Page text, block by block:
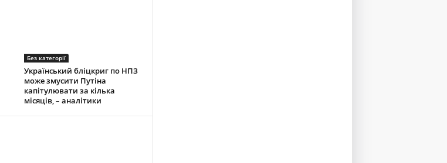
Без категорії
Український бліцкриг по НПЗ
може змусити Путіна
капітулювати за кілька
місяців, – аналітики